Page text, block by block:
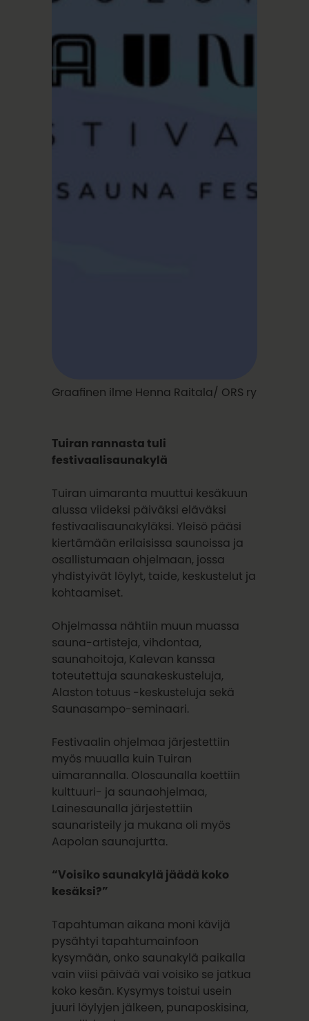
Graafinen ilme Henna Raitala/ ORS ry
Tuiran rannasta tuli
festivaalisaunakylä
Tuiran uimaranta muuttui kesäkuun
alussa viideksi päiväksi eläväksi
festivaalisaunakyläksi. Yleisö pääsi
kiertämään erilaisissa saunoissa ja
osallistumaan ohjelmaan, jossa
yhdistyivät löylyt, taide, keskustelut ja
kohtaamiset.
Ohjelmassa nähtiin muun muassa
sauna-artisteja, vihdontaa,
saunahoitoja, Kalevan kanssa
toteutettuja saunakeskusteluja,
Alaston totuus -keskusteluja sekä
Saunasampo-seminaari.
Festivaalin ohjelmaa järjestettiin
myös muualla kuin Tuiran
uimarannalla. Olosaunalla koettiin
kulttuuri- ja saunaohjelmaa,
Lainesaunalla järjestettiin
saunaristeily ja mukana oli myös
Aapolan saunajurtta.
“Voisiko saunakylä jäädä koko
kesäksi?”
Tapahtuman aikana moni kävijä
pysähtyi tapahtumainfoon
kysymään, onko saunakylä paikalla
vain viisi päivää vai voisiko se jatkua
koko kesän. Kysymys toistui usein
juuri löylyjen jälkeen, punaposkisina,